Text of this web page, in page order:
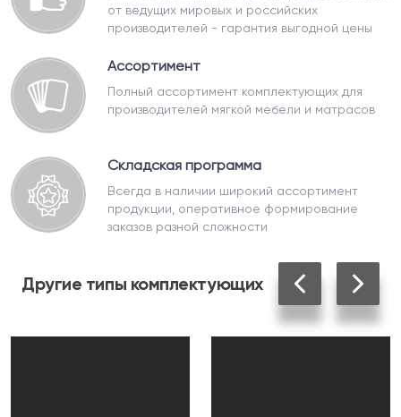
от ведущих мировых и российских
производителей - гарантия выгодной цены
Ассортимент
Полный ассортимент комплектующих для
производителей мягкой мебели и матрасов
Складская программа
Всегда в наличии широкий ассортимент
продукции, оперативное формирование
заказов разной сложности
Другие типы комплектующих